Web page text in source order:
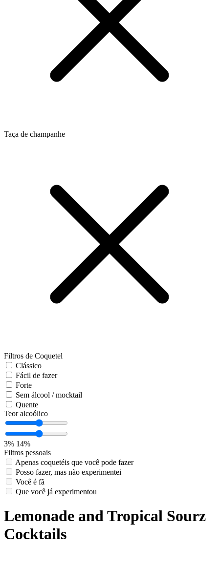
Taça de champanhe
Filtros de Coquetel
Clássico
Fácil de fazer
Forte
Sem álcool / mocktail
Quente
Teor alcoólico
3% 14%
Filtros pessoais
Apenas coquetéis que você pode fazer
Posso fazer, mas não experimentei
Você é fã
Que você já experimentou
Lemonade and Tropical Sourz
Cocktails